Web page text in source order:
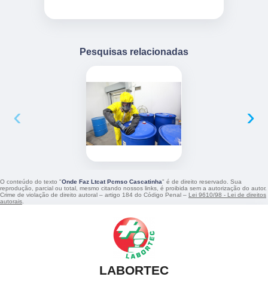
Pesquisas relacionadas
‹ ›
O conteúdo do texto "Onde Faz Ltcat Pcmso Cascatinha" é de direito reservado. Sua
reprodução, parcial ou total, mesmo citando nossos links, é proibida sem a autorização do autor.
Crime de violação de direito autoral – artigo 184 do Código Penal – Lei 9610/98 - Lei de direitos
autorais
LABORTEC